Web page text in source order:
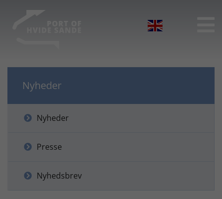
Nyheder
Nyheder
Presse
Nyhedsbrev